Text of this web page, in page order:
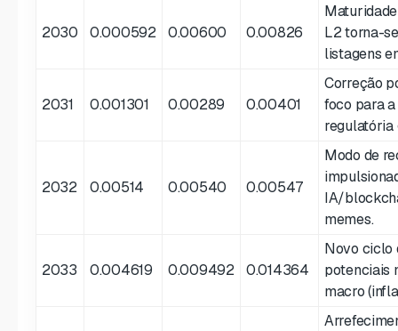
2030 0.000592 0.00600 0.00826
L2 torna-
listagens
2031 0.001301 0.00289 0.00401
Correção
foco para
regulatória
2032 0.00514 0.00540 0.00547
Modo de
IA/
memes.
2033 0.004619 0.009492 0.014364
Novo ciclo
potenciais
macro